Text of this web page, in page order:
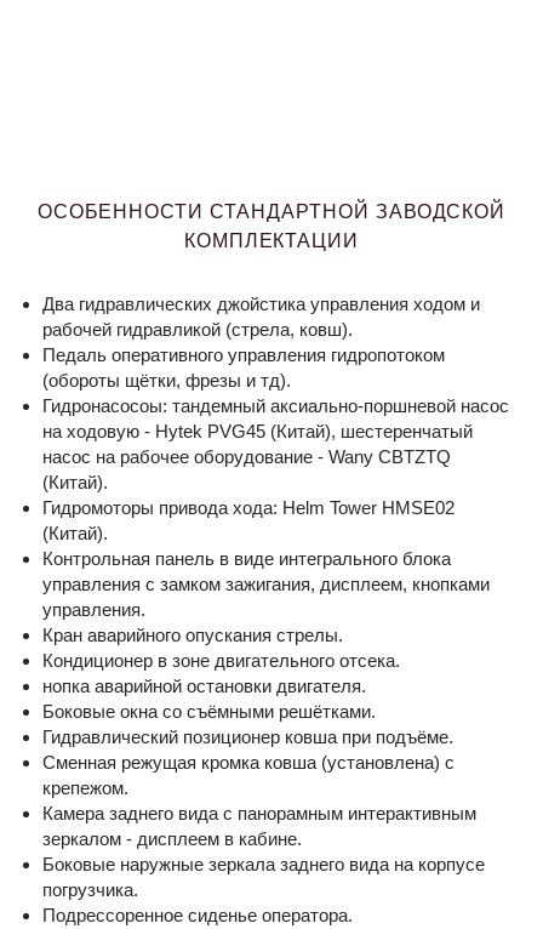
ОСОБЕННОСТИ СТАНДАРТНОЙ ЗАВОДСКОЙ
КОМПЛЕКТАЦИИ
Два гидравлических джойстика управления ходом и
рабочей гидравликой (стрела, ковш).
Педаль оперативного управления гидропотоком
(обороты щётки, фрезы и тд).
Гидронасосоы: тандемный аксиально-поршневой насос
на ходовую - Hytek PVG45 (Китай), шестеренчатый
насос на рабочее оборудование - Wany CBTZTQ
(Китай).
Гидромоторы привода хода: Helm Tower HMSE02
(Китай).
Контрольная панель в виде интегрального блока
управления с замком зажигания, дисплеем, кнопками
управления.
Кран аварийного опускания стрелы.
Кондиционер в зоне двигательного отсека.
нопка аварийной остановки двигателя.
Боковые окна со съёмными решётками.
Гидравлический позиционер ковша при подъёме.
Сменная режущая кромка ковша (установлена) с
крепежом.
Камера заднего вида с панорамным интерактивным
зеркалом - дисплеем в кабине.
Боковые наружные зеркала заднего вида на корпусе
погрузчика.
Подрессоренное сиденье оператора.